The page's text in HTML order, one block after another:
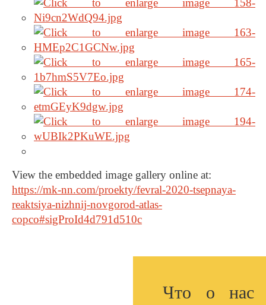
View the embedded image gallery online at:
https://mk-nn.com/proekty/fevral-2020-tsepnaya-
reaktsiya-nizhnij-novgorod-atlas-
copco#sigProId4d791d510c
Что о нас